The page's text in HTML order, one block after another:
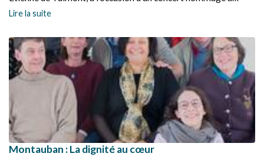
Bernard Laborde.
Lire la suite
Montauban : La dignité au cœur